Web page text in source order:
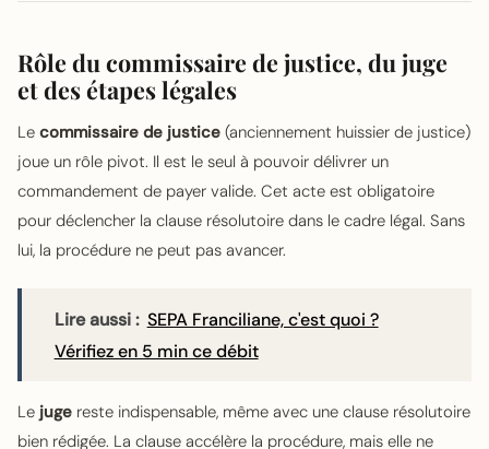
Rôle du commissaire de justice, du juge
et des étapes légales
Le commissaire de justice (anciennement huissier de justice)
joue un rôle pivot. Il est le seul à pouvoir délivrer un
commandement de payer valide. Cet acte est obligatoire
pour déclencher la clause résolutoire dans le cadre légal. Sans
lui, la procédure ne peut pas avancer.
Lire aussi : SEPA Franciliane, c'est quoi ?
Vérifiez en 5 min ce débit
Le juge reste indispensable, même avec une clause résolutoire
bien rédigée. La clause accélère la procédure, mais elle ne